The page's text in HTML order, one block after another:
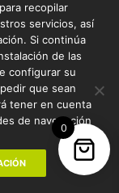
0
recopilar
servicios, así
Si continúa
de las
configurar su
que sean
tener en cuenta
de navegación